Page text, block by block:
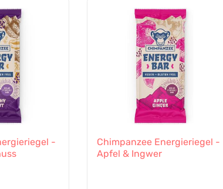
-
Chimpanzee Energieriegel -
Apfel & Ingwer